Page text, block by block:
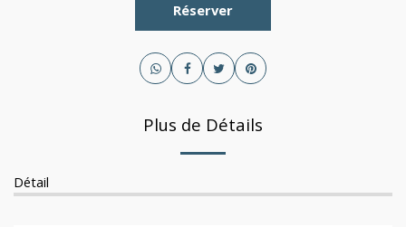
Réserver
Plus de Détails
Détail